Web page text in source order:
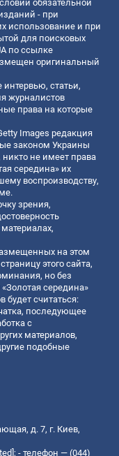
обязательной
- при
использование и при
для поисковых
по ссылке
оригинальный
статьи,
журналистов
права на которые
Images редакция
законом Украины
не имеет права
середина» их
воспроизводству,
зрения,
на этом
этого сайта,
но без
середина»
считаться:
последующее
с
материалов,
подобные
д. 7, г. Киев,
; - телефон — (044)